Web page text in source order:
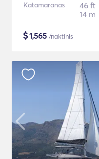
Katamaranas
46 ft
14 m
$1,565 /naktinis